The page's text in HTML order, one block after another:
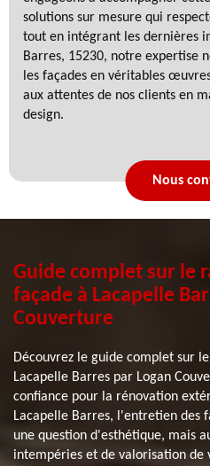
solutions sur mesure qui
tout en intégrant les dernières
Barres, 15230, notre expertise
les façades en véritables
aux attentes de nos clients en
design.
Nous
Guide complet sur le
façade à Lacapelle
Couverture
Découvrez le guide complet sur
Lacapelle Barres par Logan
confiance pour la rénovation
Lacapelle Barres, l'entretien des
une question d'esthétique, mais
intempéries et de valorisation de